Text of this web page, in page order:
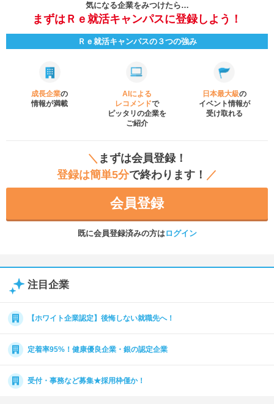
気になる企業をみつけたら…
まずはＲｅ就活キャンパスに登録しよう！
Ｒｅ就活キャンパスの３つの強み
成長企業の
情報が満載
AIによる
レコメンドで
ピッタリの企業を
ご紹介
日本最大級の
イベント情報が
受け取れる
＼ まずは会員登録！
登録は簡単5分で終わります！ ／
会員登録
既に会員登録済みの方はログイン
注目企業
【ホワイト企業認定】後悔しない就職先へ！
定着率95%！健康優良企業・銀の認定企業
受付・事務など募集★採用枠僅か！